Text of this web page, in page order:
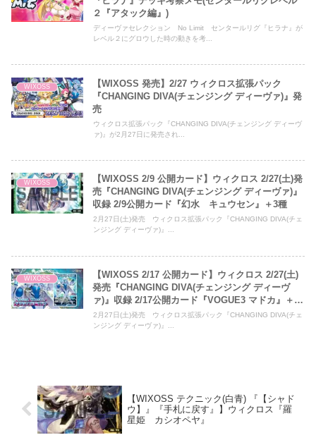
２『アタック編』)
ディーヴァセレクション No Limit センタールリグ『ヒラナ』が
レベル２にグロウした時の動きを考...
WIXOSS
【WIXOSS 発売】2/27 ウィクロス拡張パック
『CHANGING DIVA(チェンジング ディーヴァ)』発
売
ウィクロス拡張パック『CHANGING DIVA(チェンジング ディーヴ
ァ)』が2月27日に発売され...
WIXOSS
【WIXOSS 2/9 公開カード】ウィクロス 2/27(土)発
売『CHANGING DIVA(チェンジング ディーヴァ)』
収録 2/9公開カード『幻水 キュウセン』＋3種
2月27日(土)発売 ウィクロス拡張パック『CHANGING DIVA(チェ
ンジング ディーヴァ)』...
WIXOSS
【WIXOSS 2/17 公開カード】ウィクロス 2/27(土)
発売『CHANGING DIVA(チェンジング ディーヴ
ァ)』収録 2/17公開カード『VOGUE3 マドカ』＋5
種
2月27日(土)発売 ウィクロス拡張パック『CHANGING DIVA(チェ
ンジング ディーヴァ)』...
【WIXOSS テクニック(白青) 『【シャド
ウ】』『手札に戻す』】ウィクロス『羅
星姫 カシオペヤ』